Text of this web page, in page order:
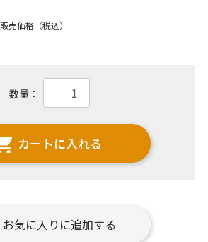
販売価格（税込）
数量：
カートに入れる
お気に入りに追加する